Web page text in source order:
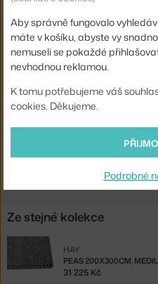
Barva:
šedá
100% vlna
Tvar koberce:
Kód produktu
HAY-
EAN
Ste zo Slovenska? Prejdite na
Shopping from the EU? Switch to
Ze stejné kolekce
PEAS 200X300CM,
HAY
31 225 Kč
Aby správně fungovalo
máte v košíku, abyste vy
nemuseli se pokaždé
nevhodnou reklamou.
K tomu potřebujeme váš
cookies. Děkujeme.
Podrobné